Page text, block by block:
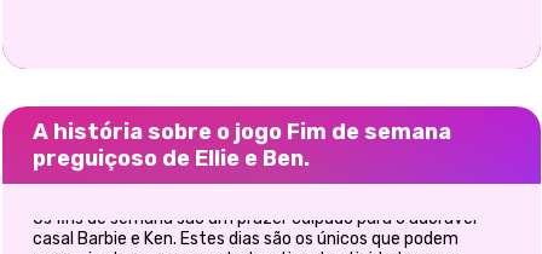
A história sobre o jogo Fim de semana
preguiçoso de Ellie e Ben.
Os fins de semana são um prazer culpado para o adorável
casal Barbie e Ken. Estes dias são os únicos que podem